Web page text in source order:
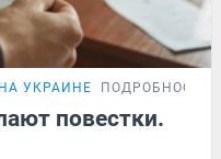
УКРАИНЕ ПОДРОБНОСТИ
повестки.